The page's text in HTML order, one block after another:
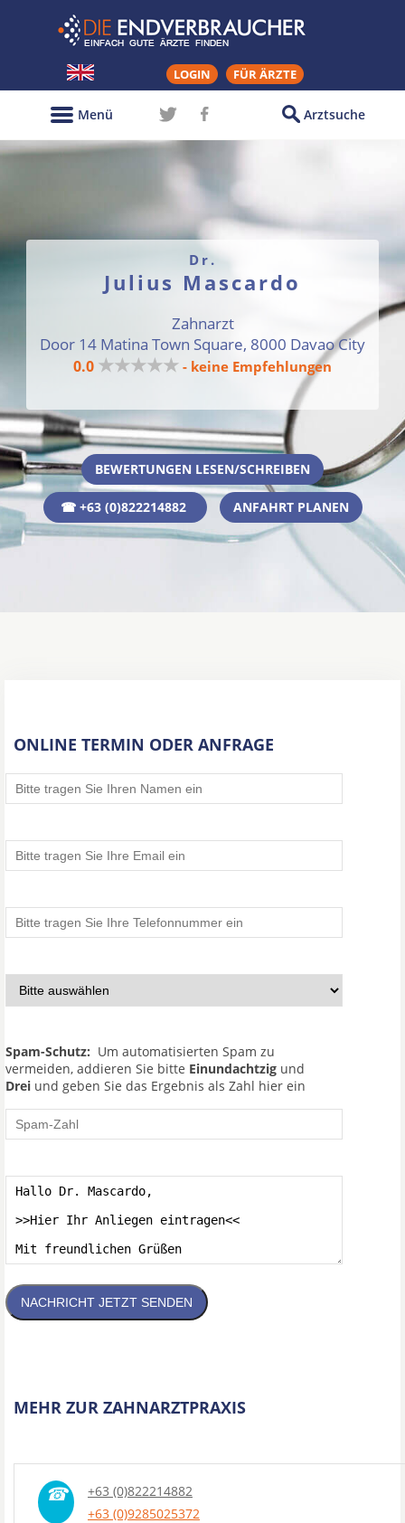
LOGIN FÜR ÄRZTE
Arztsuche
Menü
Dr.
Julius Mascardo
Zahnarzt
Door 14 Matina Town Square, 8000 Davao City
0.0 ★★★★★ - keine Empfehlungen
BEWERTUNGEN LESEN/SCHREIBEN
☎ +63 (0)822214882 ANFAHRT PLANEN
ONLINE TERMIN ODER ANFRAGE
Spam-Schutz: Um automatisierten Spam zu
vermeiden, addieren Sie bitte Einundachtzig und
Drei und geben Sie das Ergebnis als Zahl hier ein
NACHRICHT JETZT SENDEN
MEHR ZUR ZAHNARZTPRAXIS
☎
+63 (0)822214882
+63 (0)9285025372